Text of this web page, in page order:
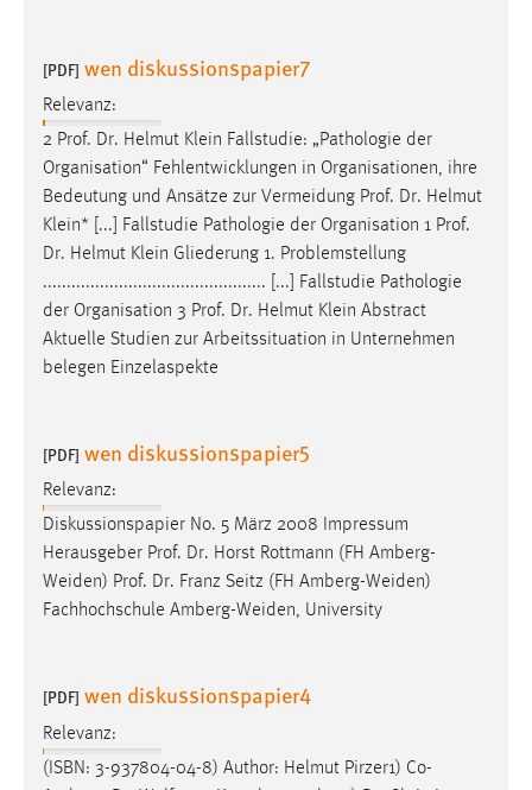
[PDF] wen diskussionspapier7
Relevanz:
2 Prof. Dr. Helmut Klein Fallstudie: „Pathologie der
Organisation“ Fehlentwicklungen in Organisationen, ihre
Bedeutung und Ansätze zur Vermeidung Prof. Dr. Helmut
Klein* [...] Fallstudie Pathologie der Organisation 1 Prof.
Dr. Helmut Klein Gliederung 1. Problemstellung
............................................... [...] Fallstudie Pathologie
der Organisation 3 Prof. Dr. Helmut Klein Abstract
Aktuelle Studien zur Arbeitssituation in Unternehmen
belegen Einzelaspekte
[PDF] wen diskussionspapier5
Relevanz:
Diskussionspapier No. 5 März 2008 Impressum
Herausgeber Prof. Dr. Horst Rottmann (FH Amberg-
Weiden) Prof. Dr. Franz Seitz (FH Amberg-Weiden)
Fachhochschule Amberg-Weiden, University
[PDF] wen diskussionspapier4
Relevanz:
(ISBN: 3-937804-04-8) Author: Helmut Pirzer1) Co-